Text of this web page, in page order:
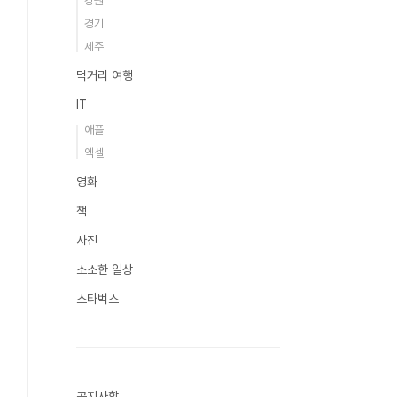
경기
제주
먹거리 여행
IT
애플
엑셀
영화
책
사진
소소한 일상
스타벅스